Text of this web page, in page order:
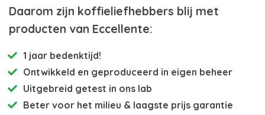
Daarom zijn koffieliefhebbers blij met
producten van Eccellente:
1 jaar bedenktijd!
Ontwikkeld en geproduceerd in eigen beheer
Uitgebreid getest in ons lab
Beter voor het milieu & laagste prijs garantie